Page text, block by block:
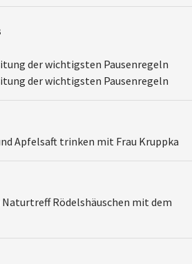
der wichtigsten Pausenregeln
der wichtigsten Pausenregeln
Apfelsaft trinken mit Frau Kruppka
Naturtreff Rödelshäuschen mit dem